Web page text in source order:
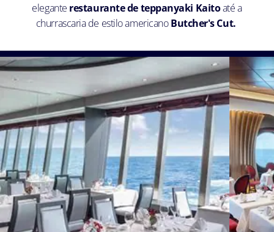
elegante restaurante de teppanyaki Kaitoaté a
churrascaria de estilo americanoButcher's Cut.